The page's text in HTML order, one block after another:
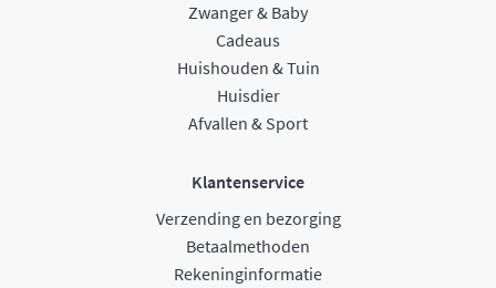
Zwanger & Baby
Cadeaus
Huishouden & Tuin
Huisdier
Afvallen & Sport
Klantenservice
Verzending en bezorging
Betaalmethoden
Rekeninginformatie